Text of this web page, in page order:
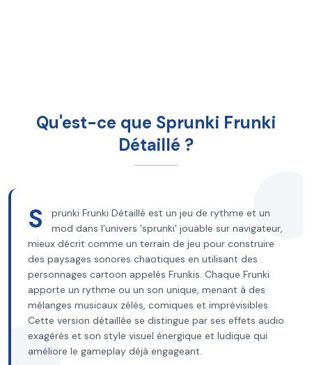
Qu'est-ce que Sprunki Frunki
Détaillé ?
S
prunki Frunki Détaillé est un jeu de rythme et un
mod dans l'univers 'sprunki' jouable sur navigateur,
mieux décrit comme un terrain de jeu pour construire
des paysages sonores chaotiques en utilisant des
personnages cartoon appelés Frunkis. Chaque Frunki
apporte un rythme ou un son unique, menant à des
mélanges musicaux zélés, comiques et imprévisibles.
Cette version détaillée se distingue par ses effets audio
exagérés et son style visuel énergique et ludique qui
améliore le gameplay déjà engageant.